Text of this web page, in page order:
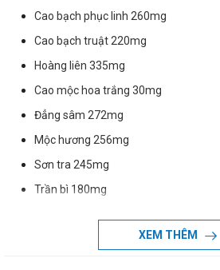
Cao bạch phục linh 260mg
Cao bạch truật 220mg
Hoàng liên 335mg
Cao mộc hoa trắng 30mg
Đẳng sâm 272mg
Mộc hương 256mg
Sơn tra 245mg
Trần bì 180mg
XEM THÊM